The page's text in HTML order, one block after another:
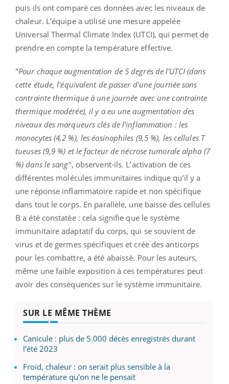
puis ils ont comparé ces données avec les niveaux de
chaleur. L’équipe a utilisé une mesure appelée
Universal Thermal Climate Index (UTCI), qui permet de
prendre en compte la température effective.
"Pour chaque augmentation de 5 degrés de l'UTCI (dans
cette étude, l'équivalent de passer d'une journée sans
contrainte thermique à une journée avec une contrainte
thermique modérée), il y a eu une augmentation des
niveaux des marqueurs clés de l’inflammation : les
monocytes (4,2 %), les éosinophiles (9,5 %), les cellules T
tueuses (9,9 %) et le facteur de nécrose tumorale alpha (7
%) dans le sang", observent-ils. L’activation de ces
différentes molécules immunitaires indique qu’il y a
une réponse inflammatoire rapide et non spécifique
dans tout le corps. En parallèle, une baisse des cellules
B a été constatée : cela signifie que le système
immunitaire adaptatif du corps, qui se souvient de
virus et de germes spécifiques et crée des anticorps
pour les combattre, a été abaissé. Pour les auteurs,
même une faible exposition à ces températures peut
avoir des conséquences sur le système immunitaire.
SUR LE MÊME THÈME
Canicule : plus de 5.000 décès enregistrés durant
l’été 2023
Froid, chaleur : on serait plus sensible à la
température qu'on ne le pensait